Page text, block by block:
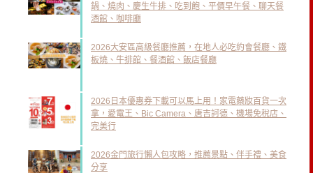
鍋、燒肉、慶生牛排、吃到飽、平價早午餐、聊天餐
酒館、咖啡廳
2026大安區高級餐廳推薦，在地人必吃約會餐廳、鐵
板燒、牛排館、餐酒館、飯店餐廳
2026日本優惠券下載可以馬上用！家電藥妝百貨一次
拿，愛電王、Bic Camera、唐吉訶德、機場免稅店、
完美行
2026金門旅行懶人包攻略，推薦景點、伴手禮、美食
分享